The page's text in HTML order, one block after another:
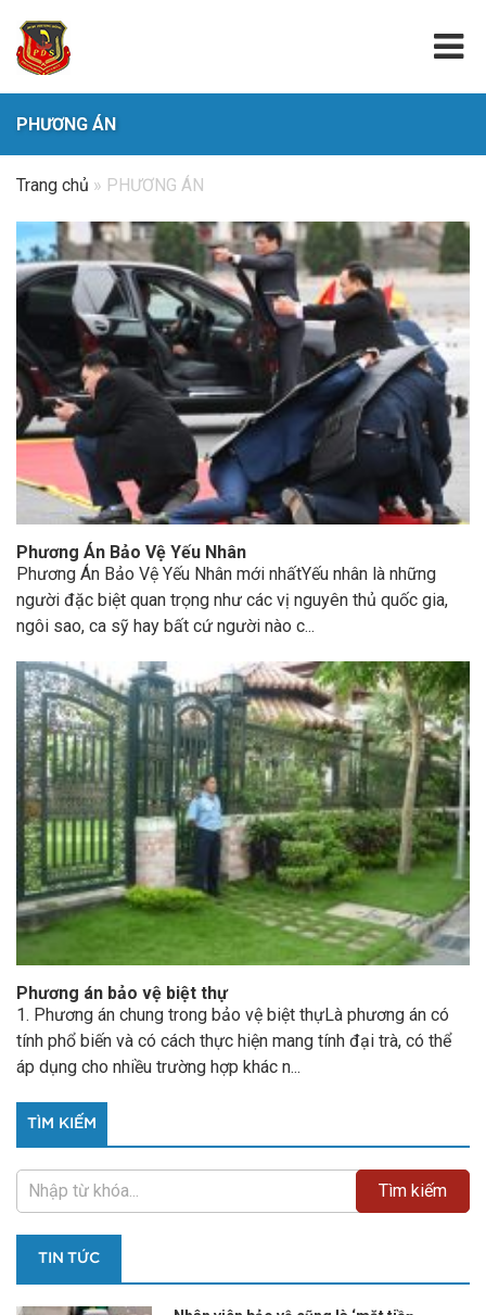
PHƯƠNG ÁN
Trang chủ » PHƯƠNG ÁN
Phương Án Bảo Vệ Yếu Nhân
Phương Án Bảo Vệ Yếu Nhân mới nhấtYếu nhân là những
người đặc biệt quan trọng như các vị nguyên thủ quốc gia,
ngôi sao, ca sỹ hay bất cứ người nào c...
Phương án bảo vệ biệt thự
1. Phương án chung trong bảo vệ biệt thựLà phương án có
tính phổ biến và có cách thực hiện mang tính đại trà, có thể
áp dụng cho nhiều trường hợp khác n...
TÌM KIẾM
TIN TỨC